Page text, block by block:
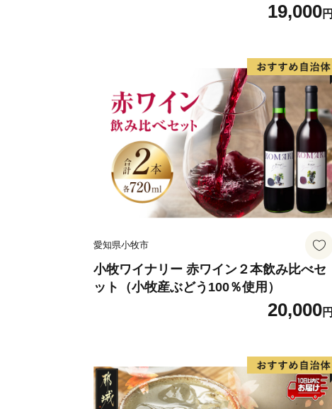
19,000円
愛知県小牧市
小牧ワイナリー 赤ワイン２本飲み比べセ
ット（小牧産ぶどう100％使用）
20,000円